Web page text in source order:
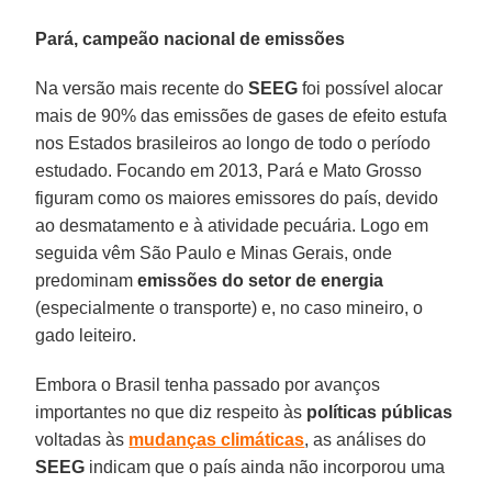
Pará, campeão nacional de emissões
Na versão mais recente doSEEG foi possível alocar
mais de 90% das emissões de gases de efeito estufa
nos Estados brasileiros ao longo de todo o período
estudado. Focando em 2013, Pará e Mato Grosso
figuram como os maiores emissores do país, devido
ao desmatamento e à atividade pecuária. Logo em
seguida vêm São Paulo e Minas Gerais, onde
predominamemissões do setor de energia
(especialmente o transporte) e, no caso mineiro, o
gado leiteiro.
Embora o Brasil tenha passado por avanços
importantes no que diz respeito às políticas públicas
voltadas às mudanças climáticas, as análises do
SEEG indicam que o país ainda não incorporou uma